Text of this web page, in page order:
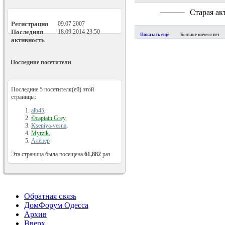
Регистрация 09.07.2007
Последняя
активность
18.09.201423:50
Последние посетители
Последние 5 посетителя(ей) этой
страницы:
alb45,
©captain Grey,
Kseniya-vesna,
Myrzik,
Алёпер
Эта страница была посещена 61,882 раз
Старая
Показать ещё Больше ничего нет
Обратная связь
ДомФорум Одесса
Архив
Вверх